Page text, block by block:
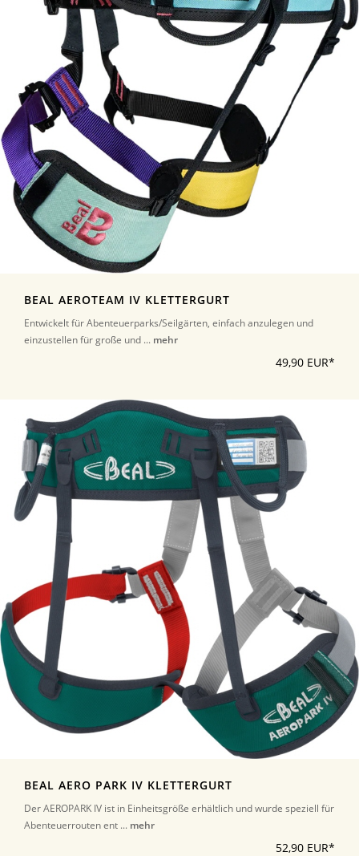
BEAL AEROTEAM IV KLETTERGURT
Entwickelt für Abenteuerparks/Seilgärten, einfach anzulegen und
einzustellen für große und ... mehr
49,90 EUR*
BEAL AERO PARK IV KLETTERGURT
Der AEROPARK IV ist in Einheitsgröße erhältlich und wurde speziell für
Abenteuerrouten ent ... mehr
52,90 EUR*